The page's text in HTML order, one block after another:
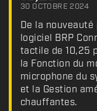
30 OCTOBRE 2024
De la
logiciel BRP
tactile de 10,25
la Fonction du
microphone du
et la Gestion
chauffantes.